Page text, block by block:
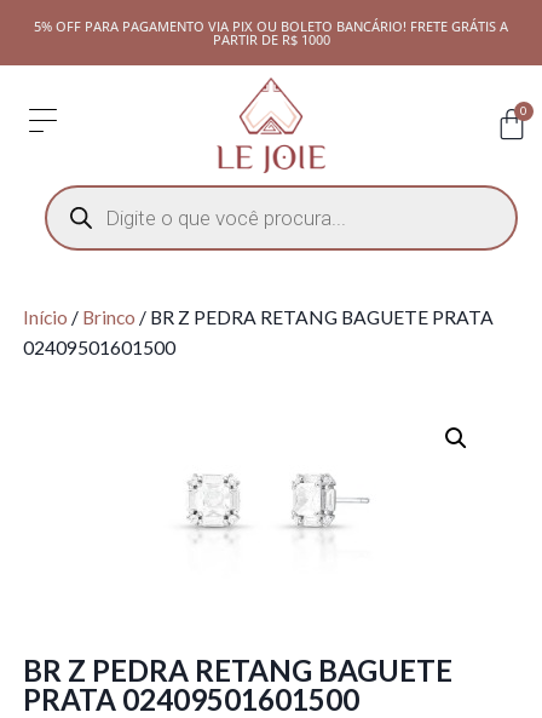
5% OFF PARA PAGAMENTO VIA PIX OU BOLETO BANCÁRIO! FRETE GRÁTIS A
PARTIR DE R$ 1000
0
Início / Brinco / BR Z PEDRA RETANG BAGUETE PRATA
02409501601500
BR Z PEDRA RETANG BAGUETE
PRATA 02409501601500